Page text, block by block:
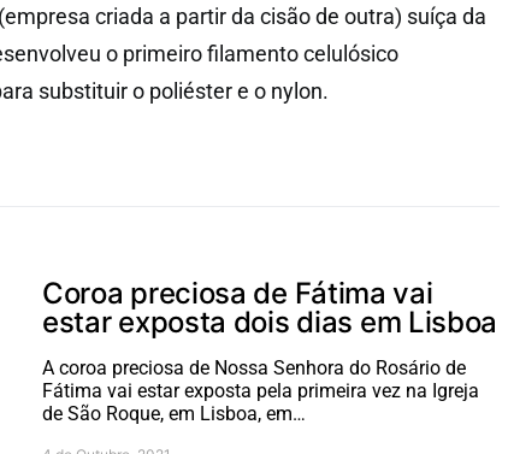
criada a partir da cisão de outra) suíça da
o primeiro filamento celulósico
substituir o poliéster e o nylon.
Coroa preciosa de Fátima vai
estar exposta dois dias em Lisboa
A coroa preciosa de Nossa Senhora do Rosário de
Fátima vai estar exposta pela primeira vez na Igreja
de São Roque, em Lisboa, em…